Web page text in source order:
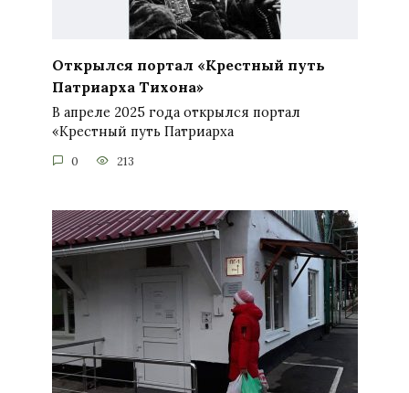
Открылся портал «Крестный путь
Патриарха Тихона»
В апреле 2025 года открылся портал
«Крестный путь Патриарха
0 213